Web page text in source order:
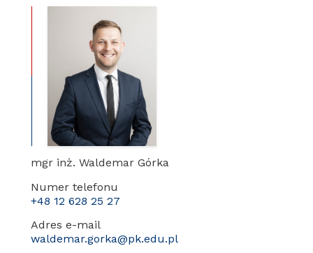
mgr inż. Waldemar Górka
Numer telefonu
+48 12 628 25 27
Adres e-mail
waldemar.gorka@pk.edu.pl